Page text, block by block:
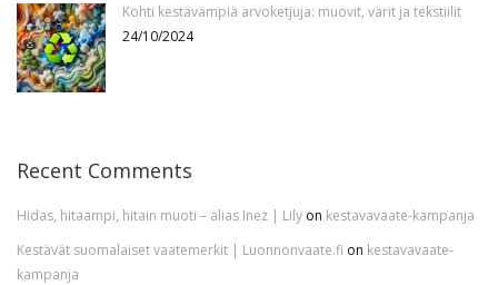
Kohti kestävämpiä arvoketjuja: muovit, värit ja tekstiilit
24/10/2024
Recent Comments
Hidas, hitaampi, hitain muoti – alias Inez | Lily on kestavavaate-kampanja
Kestävät suomalaiset vaatemerkit | Luonnonvaate.fi on kestavavaate-
kampanja